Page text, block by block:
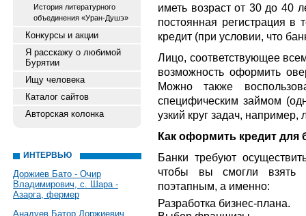
История литературного
объединения «Уран-Душэ»
Конкурсы и акции
Я расскажу о любимой
Бурятии
Ищу человека
Каталог сайтов
Авторская колонка
ИНТЕРВЬЮ
Доржиев Бато - Очир
Владимирович, с. Шара -
Азарга, фермер
Анадуев Батор Доржиевич,
иметь возраст от 30 до 40
постоянная регистрация в
кредит (при условии, что
Лицо, соответствующее
возможность оформить
Можно также
специфическим займом
узкий круг задач, например,
Как оформить кредит для
Банки требуют
чтобы вы смогли взять
поэтапным, а именно:
Разработка бизнес-плана.